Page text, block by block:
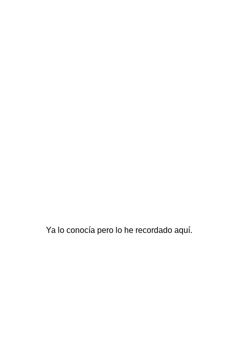
Ya lo conocía pero lo he recordado aquí.